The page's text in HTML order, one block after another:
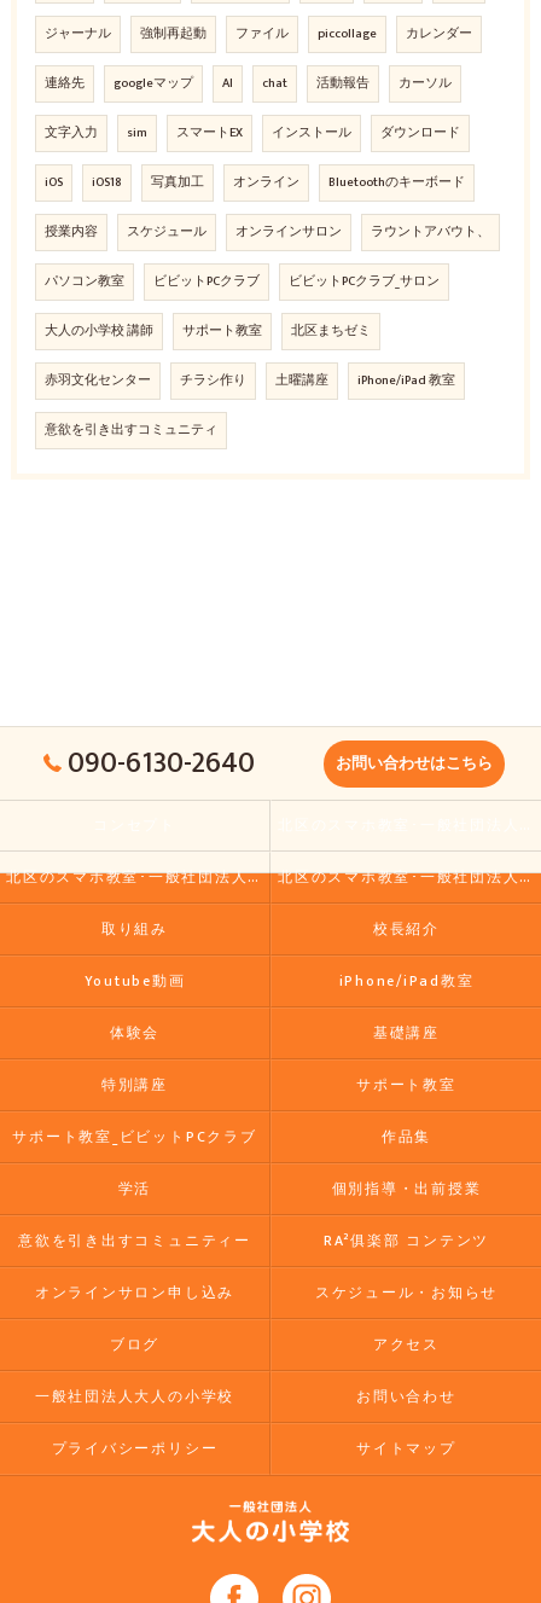
ジャーナル 強制再起動 ファイル piccollage カレンダー
連絡先 googleマップ AI chat 活動報告 カーソル
文字入力 sim スマートEX インストール ダウンロード
iOS iOS18 写真加工 オンライン Bluetoothのキーボード
授業内容 スケジュール オンラインサロン ラウントアバウト、
パソコン教室 ビビットPCクラブ ビビットPCクラブ_サロン
大人の小学校 講師 サポート教室 北区まちゼミ
赤羽文化センター チラシ作り 土曜講座 iPhone/iPad 教室
意欲を引き出すコミュニティ
090-6130-2640 お問い合わせはこちら
北区のスマホ教室･一般社団法人大人の小学校の評判 北区のスマホ教室･一般社団法人大人の小学校のお客様の声
取り組み 校長紹介
Youtube動画 iPhone/iPad教室
体験会 基礎講座
特別講座 サポート教室
サポート教室_ビビットPCクラブ 作品集
学活 個別指導・出前授業
意欲を引き出すコミュニティー RA²俱楽部 コンテンツ
オンラインサロン申し込み スケジュール・お知らせ
ブログ アクセス
一般社団法人大人の小学校 お問い合わせ
プライバシーポリシー サイトマップ